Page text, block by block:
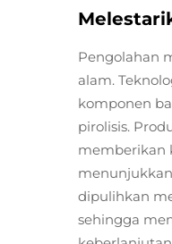
Pengolahan
alam.
komponen
pirolisis.
memberikan
dipulihkan
sehingga